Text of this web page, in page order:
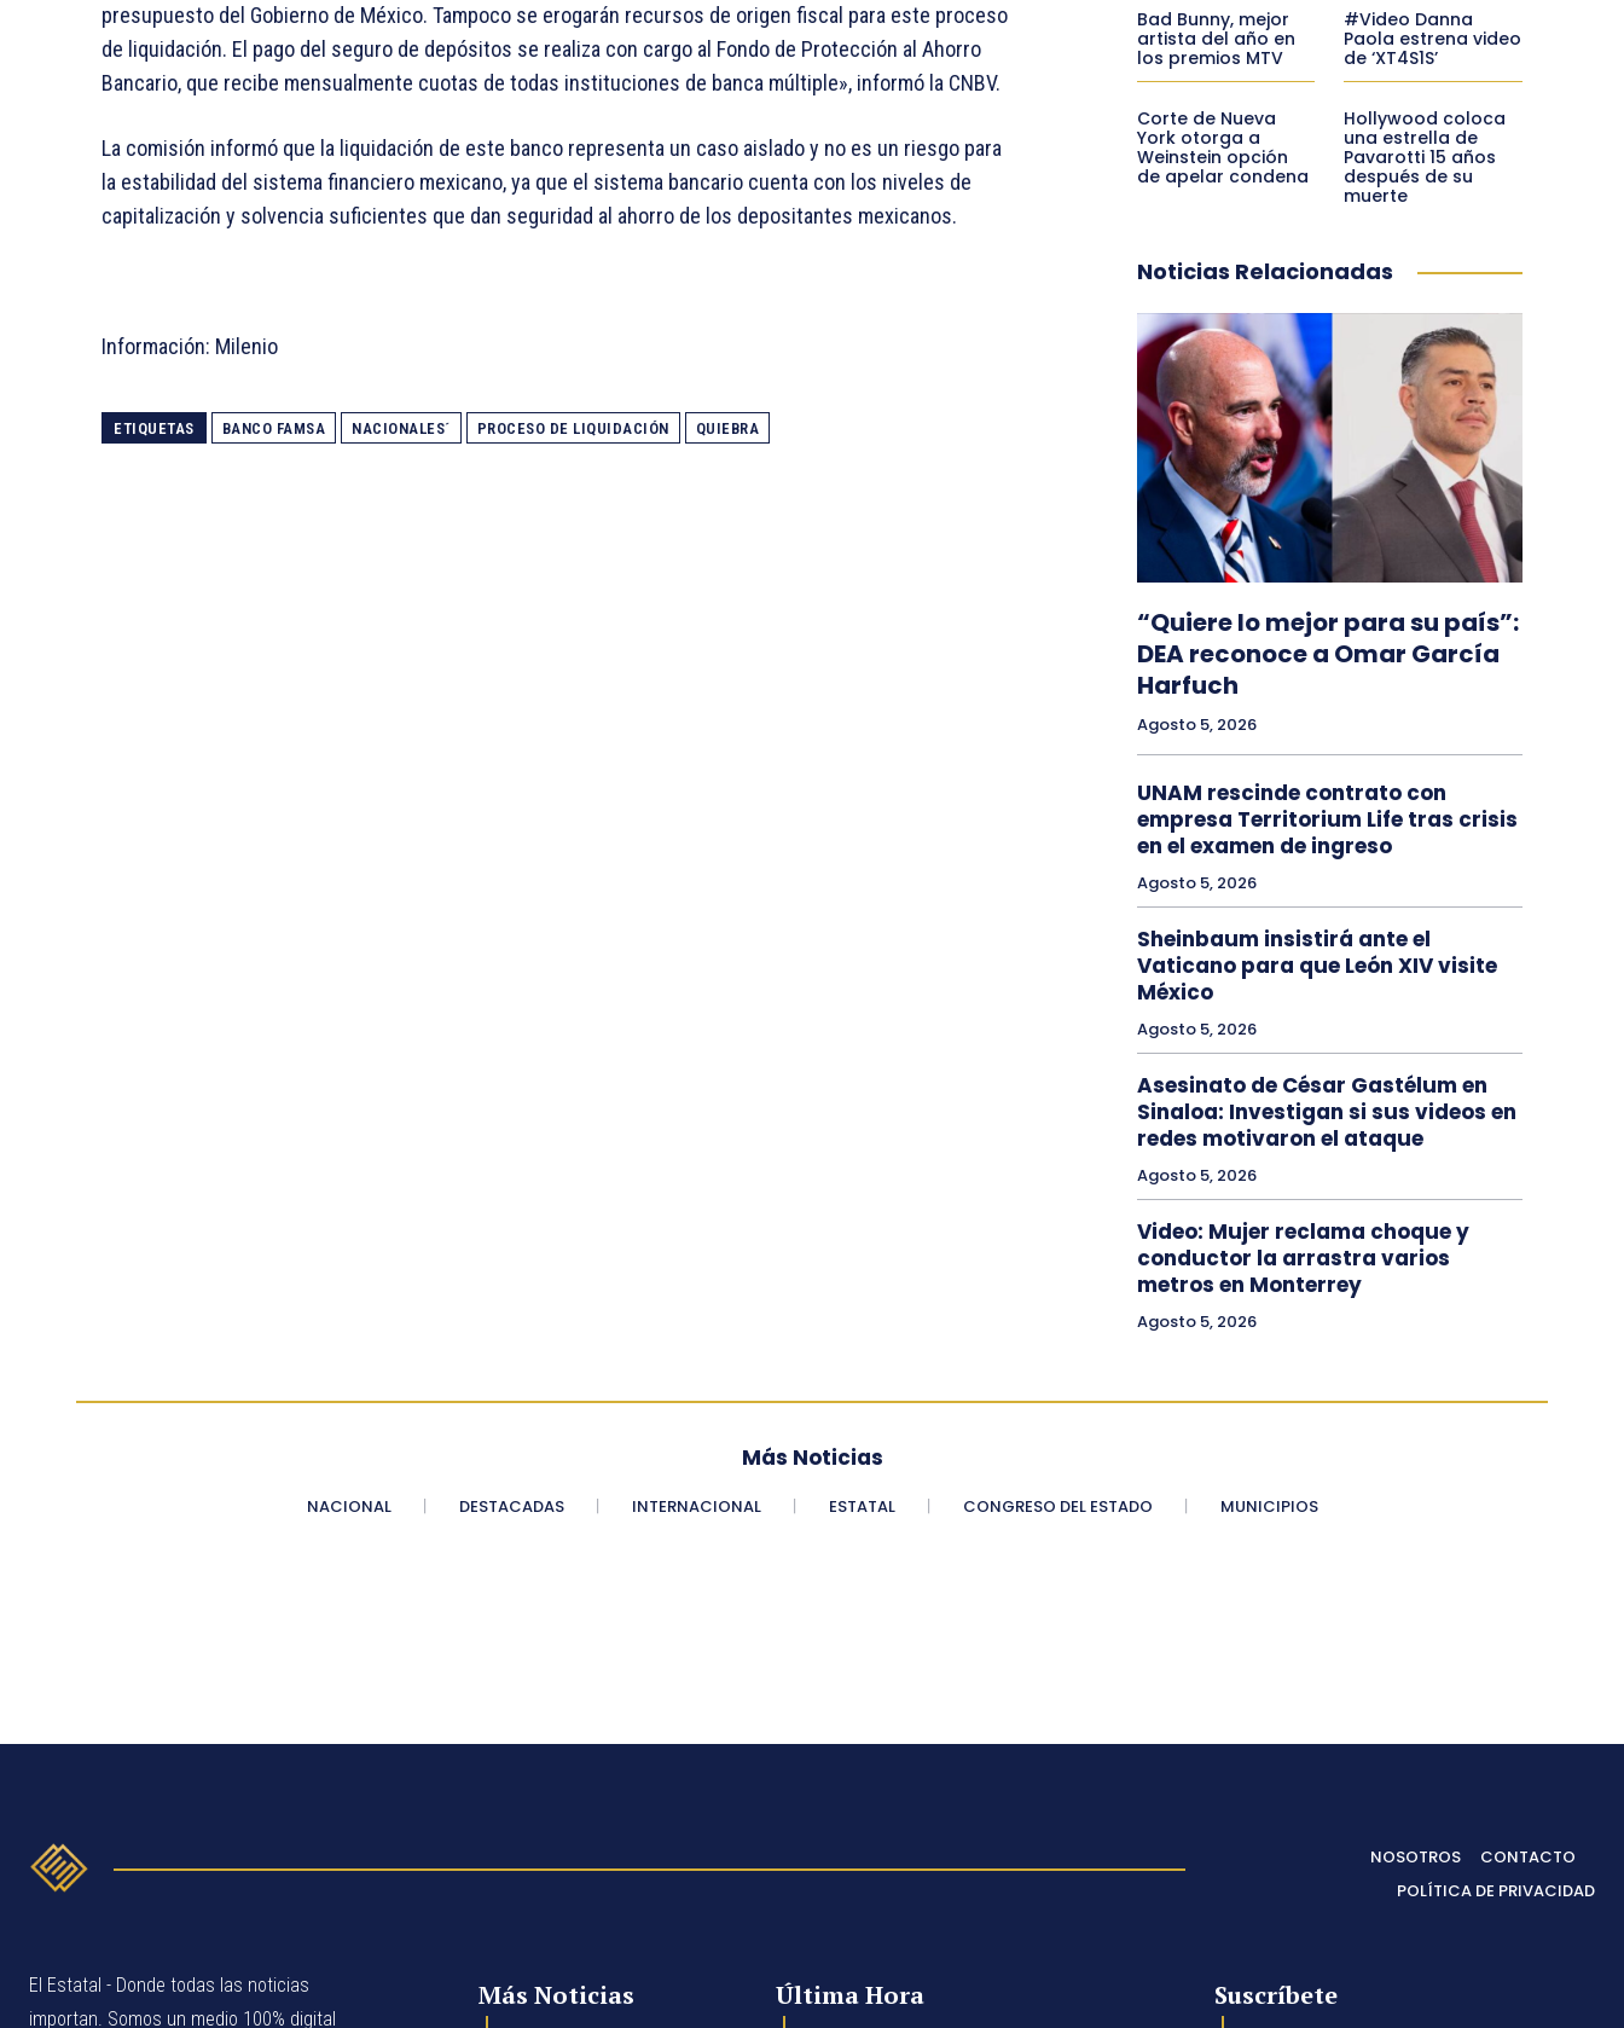
presupuesto del Gobierno de México. Tampoco se erogarán recursos de origen fiscal para este proceso
de liquidación. El pago del seguro de depósitos se realiza con cargo al Fondo de Protección al Ahorro
Bancario, que recibe mensualmente cuotas de todas instituciones de banca múltiple», informó la CNBV.
La comisión informó que la liquidación de este banco representa un caso aislado y no es un riesgo para
la estabilidad del sistema financiero mexicano, ya que el sistema bancario cuenta con los niveles de
capitalización y solvencia suficientes que dan seguridad al ahorro de los depositantes mexicanos.
Información: Milenio
ETIQUETAS BANCO FAMSA NACIONALES´ PROCESO DE LIQUIDACIÓN QUIEBRA
Bad Bunny, mejor
artista del año en
los premios MTV
#Video Danna
Paola estrena video
de ‘XT4S1S’
Corte de Nueva
York otorga a
Weinstein opción
de apelar condena
Hollywood coloca
una estrella de
Pavarotti 15 años
después de su
muerte
Noticias Relacionadas
“Quiere lo mejor para su país”:
DEA reconoce a Omar García
Harfuch
Agosto 5, 2026
UNAM rescinde contrato con
empresa Territorium Life tras crisis
en el examen de ingreso
Agosto 5, 2026
Sheinbaum insistirá ante el
Vaticano para que León XIV visite
México
Agosto 5, 2026
Asesinato de César Gastélum en
Sinaloa: Investigan si sus videos en
redes motivaron el ataque
Agosto 5, 2026
Video: Mujer reclama choque y
conductor la arrastra varios
metros en Monterrey
Agosto 5, 2026
Más Noticias
NACIONAL DESTACADAS INTERNACIONAL ESTATAL CONGRESO DEL ESTADO MUNICIPIOS
NOSOTROS
CONTACTO
POLÍTICA DE PRIVACIDAD
El Estatal - Donde todas las noticias
importan. Somos un medio 100% digital
Más Noticias Última Hora Suscríbete